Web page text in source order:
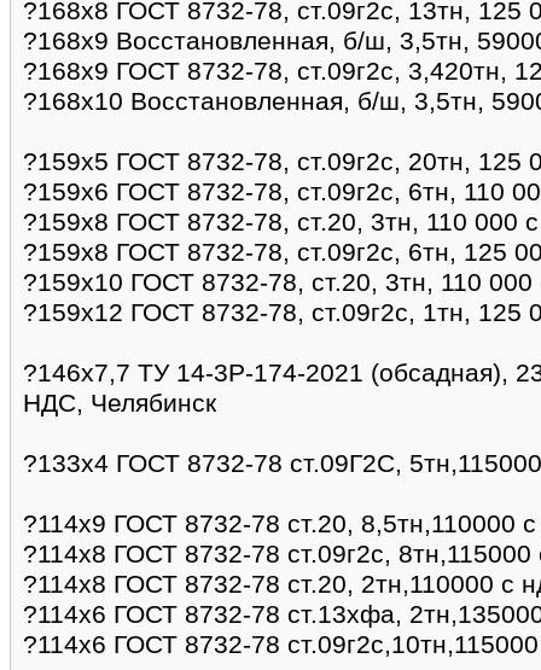
?168х8 ГОСТ 8732-78, ст.09г2с, 13тн, 125
?168х9 Восстановленная, б/ш, 3,5тн,
?168х9 ГОСТ 8732-78, ст.09г2с, 3,420тн,
?168х10 Восстановленная, б/ш, 3,5тн,
?159х5 ГОСТ 8732-78, ст.09г2с, 20тн, 125
?159х6 ГОСТ 8732-78, ст.09г2с, 6тн, 110
?159х8 ГОСТ 8732-78, ст.20, 3тн, 110 000
?159х8 ГОСТ 8732-78, ст.09г2с, 6тн, 125
?159х10 ГОСТ 8732-78, ст.20, 3тн, 110
?159х12 ГОСТ 8732-78, ст.09г2с, 1тн, 125
?146х7,7 ТУ 14-3Р-174-2021 (обсадная),
НДС, Челябинск
?133х4 ГОСТ 8732-78 ст.09Г2С,
?114х9 ГОСТ 8732-78 ст.20, 8,5тн,110000
?114х8 ГОСТ 8732-78 ст.09г2с, 8тн,115000
?114х8 ГОСТ 8732-78 ст.20, 2тн,110000 с
?114х6 ГОСТ 8732-78 ст.13хфа,
?114х6 ГОСТ 8732-78